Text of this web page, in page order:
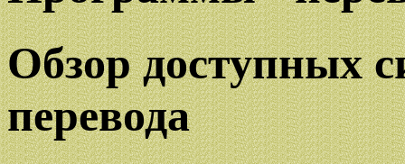
Обзор доступных
перевода